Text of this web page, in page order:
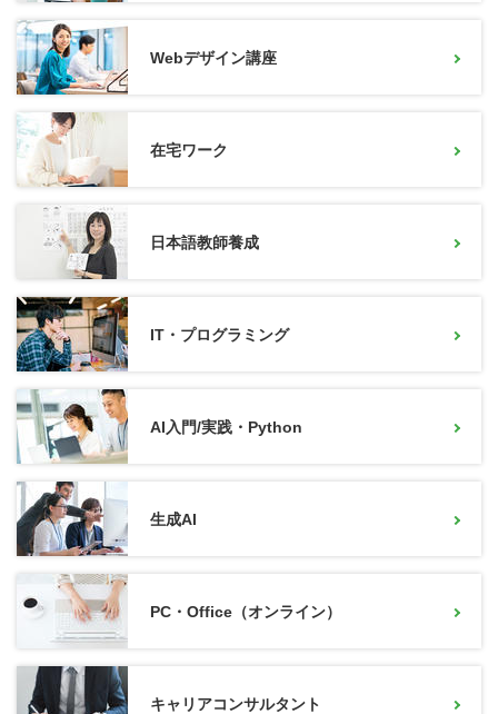
Webデザイン講座
在宅ワーク
日本語教師養成
IT・プログラミング
AI入門/実践・Python
生成AI
PC・Office（オンライン）
キャリアコンサルタント